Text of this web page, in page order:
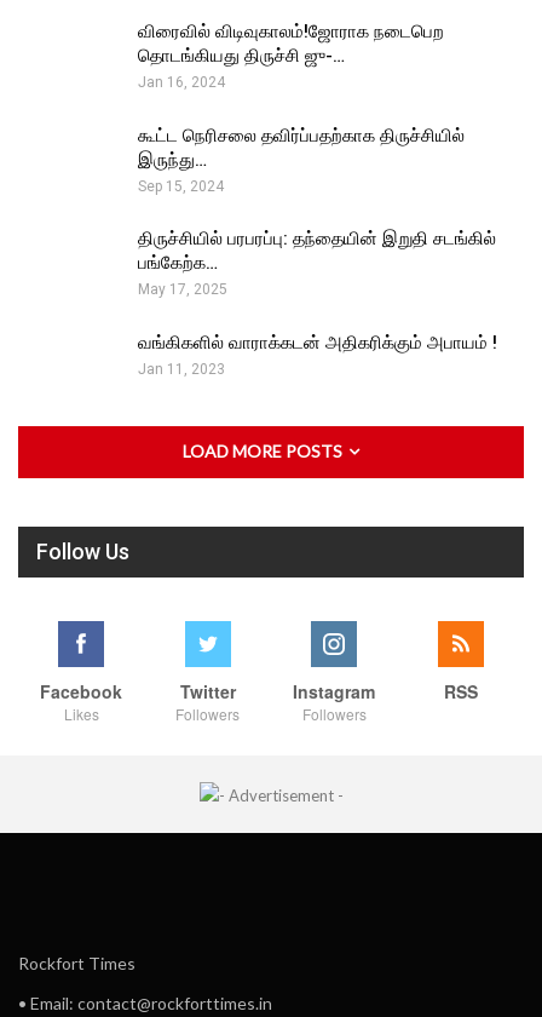
விரைவில் விடிவுகாலம்!ஜோராக நடைபெற
தொடங்கியது திருச்சி ஜு-…
Jan 16, 2024
கூட்ட நெரிசலை தவிர்ப்பதற்காக திருச்சியில்
இருந்து…
Sep 15, 2024
திருச்சியில் பரபரப்பு: தந்தையின் இறுதி சடங்கில்
பங்கேற்க…
May 17, 2025
வங்கிகளில் வாராக்கடன் அதிகரிக்கும் அபாயம் !
Jan 11, 2023
LOAD MORE POSTS
Follow Us
Facebook
Likes
Twitter
Followers
Instagram
Followers
RSS
Rockfort Times
• Email: contact@rockforttimes.in